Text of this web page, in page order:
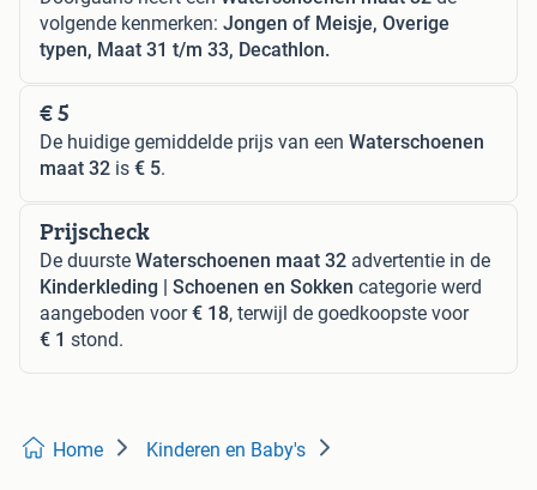
volgende kenmerken: Jongen of Meisje, Overige
typen, Maat 31 t/m 33, Decathlon.
€ 5
De huidige gemiddelde prijs van een Waterschoenen
maat 32 is € 5.
Prijscheck
De duurste Waterschoenen maat 32 advertentie in de
Kinderkleding | Schoenen en Sokken categorie werd
aangeboden voor€ 18, terwijl de goedkoopste voor
€ 1 stond.
Home Kinderen en Baby's